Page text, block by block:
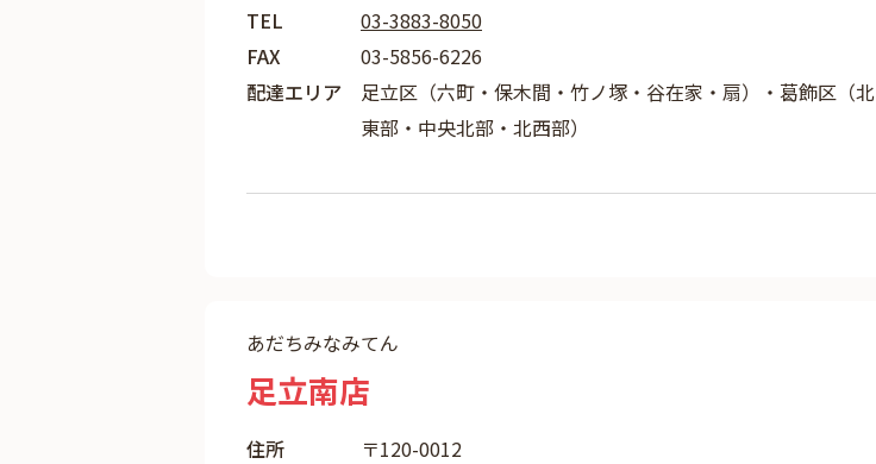
TEL
03-3883-8050
FAX
03-5856-6226
配達エリア
足立区（六町・保木間・竹ノ塚・谷在家・扇）・葛飾区（北
東部・中央北部・北西部）
あだちみなみてん
足立南店
住所
〒120-0012